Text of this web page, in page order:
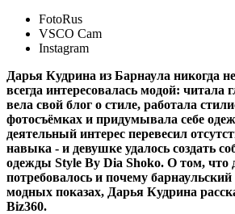
FotoRus
VSCO Cam
Instagram
Дарья Кудрина из Барнаула никогда
всегда интересовалась модой:
вела свой блог о стиле, работала
фотосъёмках и придумывала себе
деятельный интерес перевесил
навыка - и девушке удалось создать
одежды Style By Dia Shoko. О том, что
потребовалось и почему барнаульский
модных показах, Дарья Кудрина
Biz360.